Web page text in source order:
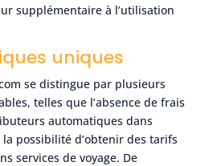
supplémentaire à l’utilisation
uniques
se distingue par plusieurs
telles que l’absence de frais
automatiques dans
possibilité d’obtenir des tarifs
services de voyage. De